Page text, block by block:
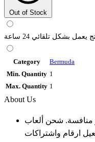
Out of Stock
يعمل بشكل تلقائي 24 ساعة
Category
Bermuda
Min. Quantity 1
Max. Quantity 1
About Us
منافسة. شحن ألعاب
ارقام واشتراكات